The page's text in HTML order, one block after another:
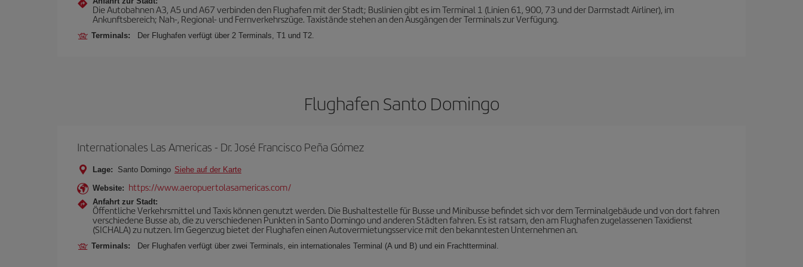
Die Autobahnen A3, A5 und A67 verbinden den Flughafen mit der Stadt; Buslinien gibt es im Terminal 1 (Linien 61, 900, 73 und der Darmstadt Airliner), im
Ankunftsbereich; Nah-, Regional- und Fernverkehrszüge. Taxistände stehen an den Ausgängen der Terminals zur Verfügung.
Terminals: Der Flughafen verfügt über 2 Terminals, T1 und T2.
Flughafen Santo Domingo
Internationales Las Americas - Dr. José Francisco Peña Gómez
Lage: Santo Domingo Siehe auf der Karte
Website: https://www.aeropuertolasamericas.com/
Anfahrt zur Stadt:
Öffentliche Verkehrsmittel und Taxis können genutzt werden. Die Bushaltestelle für Busse und Minibusse befindet sich vor dem Terminalgebäude und von dort fahren
verschiedene Busse ab, die zu verschiedenen Punkten in Santo Domingo und anderen Städten fahren. Es ist ratsam, den am Flughafen zugelassenen Taxidienst
(SICHALA) zu nutzen. Im Gegenzug bietet der Flughafen einen Autovermietungsservice mit den bekanntesten Unternehmen an.
Terminals: Der Flughafen verfügt über zwei Terminals, ein internationales Terminal (A und B) und ein Frachtterminal.